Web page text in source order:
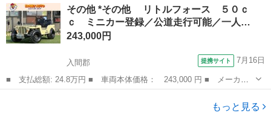
Ｃ６３ Ｓ Ｈ２９－Ｒ７毎年全ディーラー記録簿 サンルーフ 白
黒コンビレ...
埼玉 越谷市 その他
その他 *その他 リトルフォース ５０ｃ
ｃ ミニカー登録／公道走行可能／一人…
243,000円
入間郡 提携サイト 7月16日
■ 支払総額: 24.8万円 ■ 車両本体価格： 243,000 円 ■ メーカー
名： その他 ■ 車種名： *その他 ■ グレード名： リトルフォ
ース ５０ｃｃ ミニカー登録／公道走行可能／一人乗り／普通免許
もっと見る